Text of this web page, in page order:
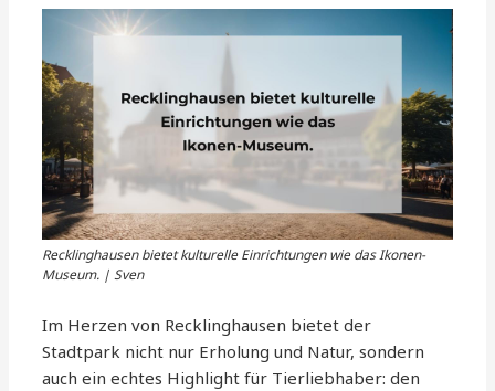
Recklinghausen bietet kulturelle Einrichtungen wie das Ikonen-
Museum. | Sven
Im Herzen von Recklinghausen bietet der
Stadtpark nicht nur Erholung und Natur, sondern
auch ein echtes Highlight für Tierliebhaber: den